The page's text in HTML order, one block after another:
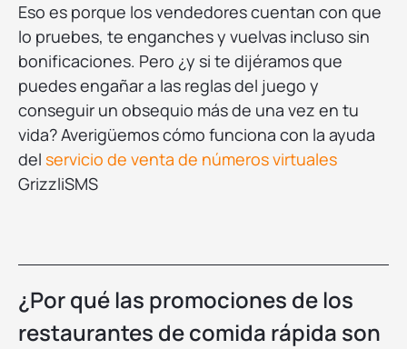
Eso es porque los vendedores cuentan con que
lo pruebes, te enganches y vuelvas incluso sin
bonificaciones. Pero ¿y si te dijéramos que
puedes engañar a las reglas del juego y
conseguir un obsequio más de una vez en tu
vida? Averigüemos cómo funciona con la ayuda
del servicio de venta de números virtuales
GrizzliSMS
¿Por qué las promociones de los
restaurantes de comida rápida son